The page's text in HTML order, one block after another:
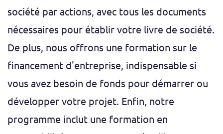
société par actions, avec tous les documents
nécessaires pour établir votre livre de société.
De plus, nous offrons une formation sur le
financement d'entreprise, indispensable si
vous avez besoin de fonds pour démarrer ou
développer votre projet. Enfin, notre
programme inclut une formation en